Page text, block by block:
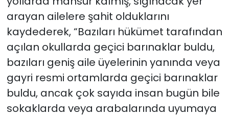
arayan ailelere şahit olduklarını
kaydederek, “Bazıları hükümet tarafından
açılan okullarda geçici barınaklar buldu,
bazıları geniş aile üyelerinin yanında veya
gayri resmi ortamlarda geçici barınaklar
buldu, ancak çok sayıda insan bugün bile
sokaklarda veya arabalarında uyumaya